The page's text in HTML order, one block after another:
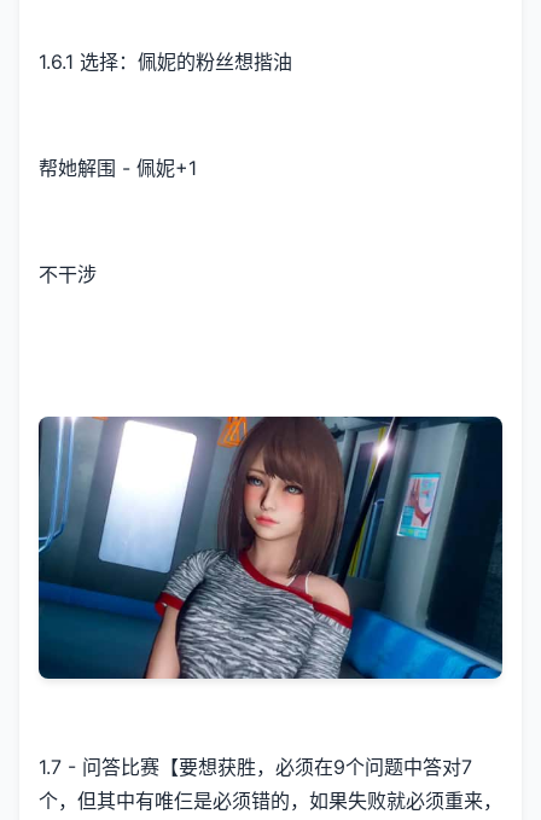
1.6.1 选择：佩妮的粉丝想揩油
帮她解围 - 佩妮+1
不干涉
1.7 - 问答比赛【要想获胜，必须在9个问题中答对7
个，但其中有唯仨是必须错的，如果失败就必须重来，